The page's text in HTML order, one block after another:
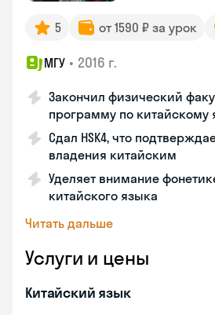
5 от 1590 ₽ за урок
МГУ • 2016 г.
Закончил физический
программу по китайскому
Сдал HSK4, что
владения китайским
Уделяет внимание
китайского языка
Читать дальше
Услуги и цены
Китайский язык